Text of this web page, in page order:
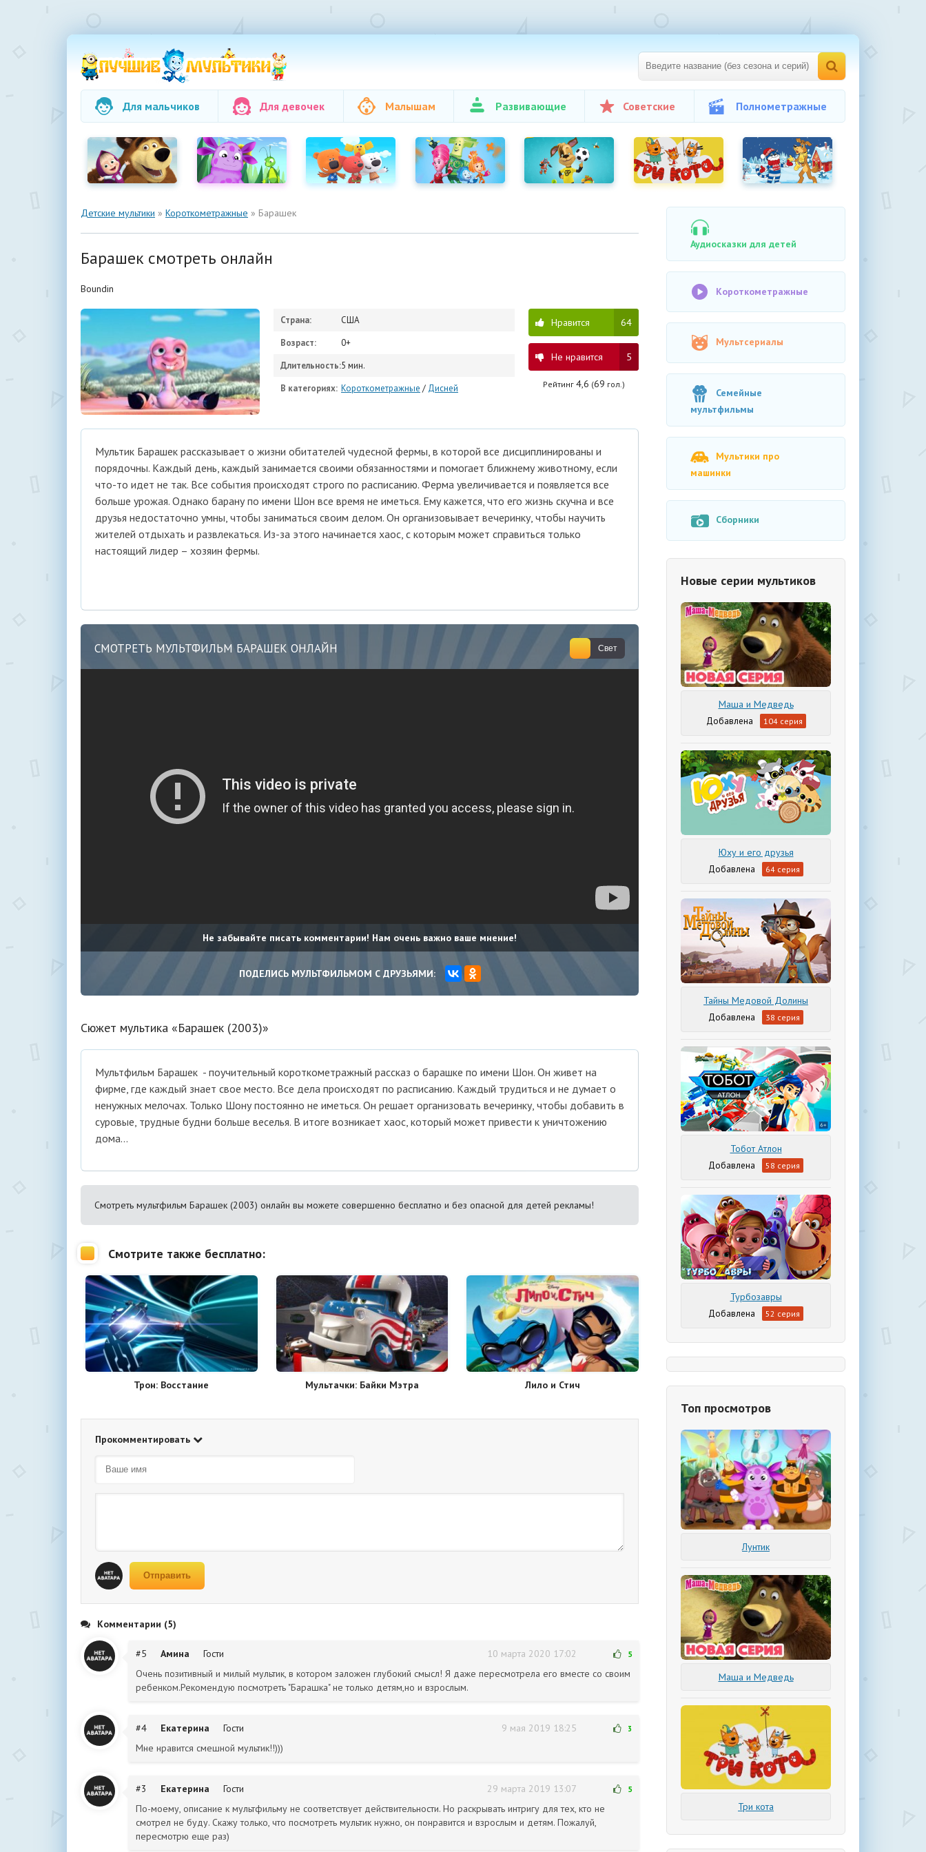
Для мальчиков Для девочек Малышам Развивающие Советские Полнометражные
Детские мультики » Короткометражные » Барашек
Барашек смотреть онлайн
Boundin
Страна:
США
Возраст:
0+
Длительность:5 мин.
В категориях: Короткометражные / Дисней
Нравится 64
Не нравится 5
Рейтинг 4,6 (69 гол.)
Мультик Барашек рассказывает о жизни обитателей чудесной фермы, в которой все дисциплинированы и
порядочны. Каждый день, каждый занимается своими обязанностями и помогает ближнему животному, если
что-то идет не так. Все события происходят строго по расписанию. Ферма увеличивается и появляется все
больше урожая. Однако барану по имени Шон все время не иметься. Ему кажется, что его жизнь скучна и все
друзья недостаточно умны, чтобы заниматься своим делом. Он организовывает вечеринку, чтобы научить
жителей отдыхать и развлекаться. Из-за этого начинается хаос, с которым может справиться только
настоящий лидер – хозяин фермы.
СМОТРЕТЬ МУЛЬТФИЛЬМ БАРАШЕК ОНЛАЙН
Не забывайте писать комментарии! Нам очень важно ваше мнение!
ПОДЕЛИСЬ МУЛЬТФИЛЬМОМ С ДРУЗЬЯМИ:
Сюжет мультика «Барашек (2003)»
Мультфильм Барашек - поучительный короткометражный рассказ о барашке по имени Шон. Он живет на
фирме, где каждый знает свое место. Все дела происходят по расписанию. Каждый трудиться и не думает о
ненужных мелочах. Только Шону постоянно не иметься. Он решает организовать вечеринку, чтобы добавить в
суровые, трудные будни больше веселья. В итоге возникает хаос, который может привести к уничтожению
дома…
Смотреть мультфильм Барашек (2003) онлайн вы можете совершенно бесплатно и без опасной для детей рекламы!
Смотрите также бесплатно:
Трон: Восстание Мультачки: Байки Мэтра Лило и Стич
Прокомментировать
Отправить
Комментарии (5)
#5 Амина Гости 10 марта 2020 17:02 5
Очень позитивный и милый мультик, в котором заложен глубокий смысл! Я даже пересмотрела его вместе со своим
ребенком.Рекомендую посмотреть "Барашка" не только детям,но и взрослым.
#4 Екатерина Гости 9 мая 2019 18:25 3
Мне нравится смешной мультик!!)))
#3 Екатерина Гости 29 марта 2019 13:07 5
По-моему, описание к мультфильму не соответствует действительности. Но раскрывать интригу для тех, кто не
смотрел не буду. Скажу только, что посмотреть мультик нужно, он понравится и взрослым и детям. Пожалуй,
пересмотрю еще раз)
Аудиосказки для детей
Короткометражные
Мультсериалы
Семейные
мультфильмы
Мультики про
машинки
Сборники
Новые серии мультиков
Маша и Медведь
104 серия
Юху и его друзья
64 серия
Тайны Медовой Долины
38 серия
Тобот Атлон
58 серия
Турбозавры
52 серия
Топ просмотров
Лунтик
Маша и Медведь
Три кота